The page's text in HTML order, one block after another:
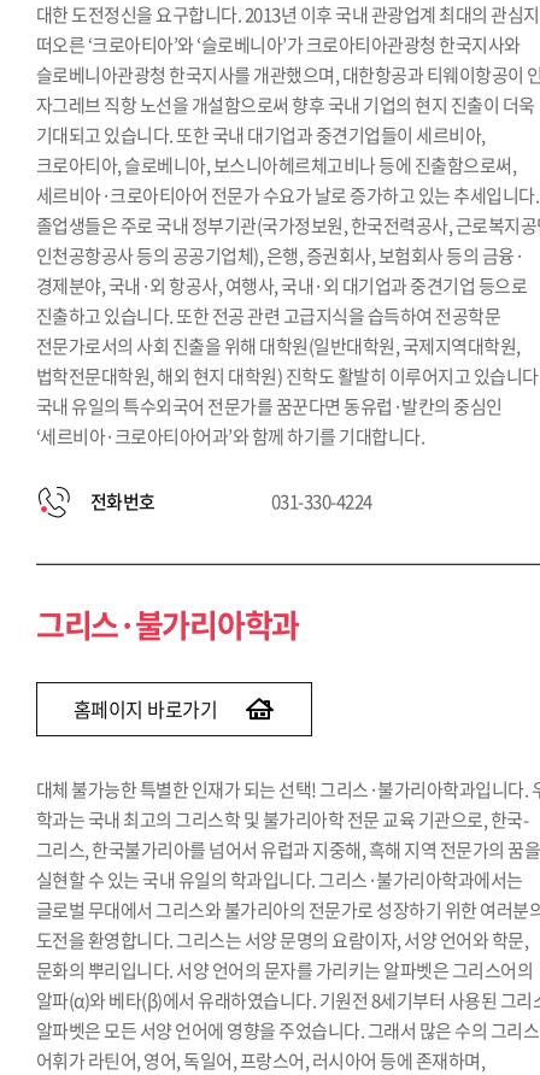
대한 도전정신을 요구합니다. 2013년 이후 국내 관광업계 최대의 관심
떠오른 ‘크로아티아’와 ‘슬로베니아’가 크로아티아관광청 한국지사와
슬로베니아관광청 한국지사를 개관했으며, 대한항공과 티웨이항공이
자그레브 직항 노선을 개설함으로써 향후 국내 기업의 현지 진출이 더욱
기대되고 있습니다. 또한 국내 대기업과 중견기업들이 세르비아,
크로아티아, 슬로베니아, 보스니아헤르체고비나 등에 진출함으로써,
세르비아·크로아티아어 전문가 수요가 날로 증가하고 있는 추세입니다.
졸업생들은 주로 국내 정부기관(국가정보원, 한국전력공사, 근로복지
인천공항공사 등의 공공기업체), 은행, 증권회사, 보험회사 등의 금융·
경제분야, 국내·외 항공사, 여행사, 국내·외 대기업과 중견기업 등으로
진출하고 있습니다. 또한 전공 관련 고급지식을 습득하여 전공학문
전문가로서의 사회 진출을 위해 대학원(일반대학원, 국제지역대학원,
법학전문대학원, 해외 현지 대학원) 진학도 활발히 이루어지고 있습니
국내 유일의 특수외국어 전문가를 꿈꾼다면 동유럽·발칸의 중심인
‘세르비아·크로아티아어과’와 함께 하기를 기대합니다.
전화번호 031-330-4224
그리스·불가리아학과
홈페이지 바로가기
대체 불가능한 특별한 인재가 되는 선택! 그리스·불가리아학과입니다.
학과는 국내 최고의 그리스학 및 불가리아학 전문 교육 기관으로, 한국-
그리스, 한국불가리아를 넘어서 유럽과 지중해, 흑해 지역 전문가의 꿈을
실현할 수 있는 국내 유일의 학과입니다. 그리스·불가리아학과에서는
글로벌 무대에서 그리스와 불가리아의 전문가로 성장하기 위한 여러분
도전을 환영합니다. 그리스는 서양 문명의 요람이자, 서양 언어와 학문,
문화의 뿌리입니다. 서양 언어의 문자를 가리키는 알파벳은 그리스어의
알파(α)와 베타(β)에서 유래하였습니다. 기원전 8세기부터 사용된 그리
알파벳은 모든 서양 언어에 영향을 주었습니다. 그래서 많은 수의 그리
어휘가 라틴어, 영어, 독일어, 프랑스어, 러시아어 등에 존재하며,